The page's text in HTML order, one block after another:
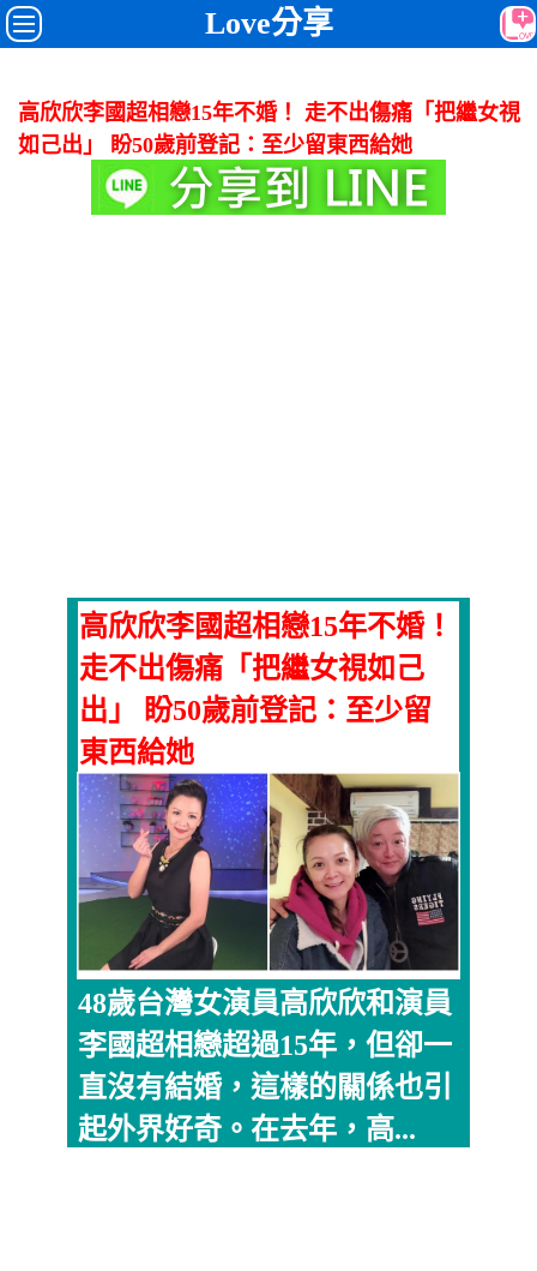
Love分享
高欣欣李國超相戀15年不婚！ 走不出傷痛「把繼女視
如己出」 盼50歲前登記：至少留東西給她
高欣欣李國超相戀15年不婚！
走不出傷痛「把繼女視如己
出」 盼50歲前登記：至少留
東西給她
48歲台灣女演員高欣欣和演員
李國超相戀超過15年，但卻一
直沒有結婚，這樣的關係也引
起外界好奇。在去年，高...